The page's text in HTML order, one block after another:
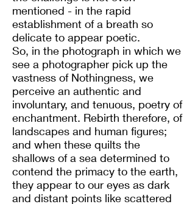
mentioned - in the rapid
establishment of a breath so
delicate to appear poetic.
So, in the photograph in which we
see a photographer pick up the
vastness of Nothingness, we
perceive an authentic and
involuntary, and tenuous, poetry of
enchantment. Rebirth therefore, of
landscapes and human figures;
and when these quilts the
shallows of a sea determined to
contend the primacy to the earth,
they appear to our eyes as dark
and distant points like scattered